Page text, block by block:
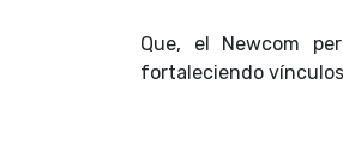
Que, el Newcom
fortaleciendo